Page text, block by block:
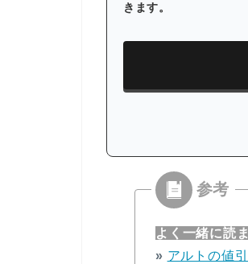
きます。
よく一緒に読
» アルトの値